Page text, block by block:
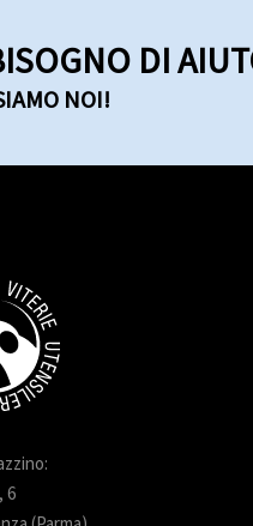
DI
NOI!
6